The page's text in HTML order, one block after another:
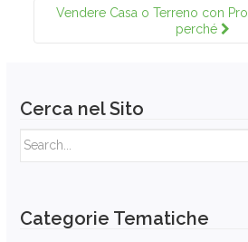
Vendere Casa o Terreno con
perché
Cerca nel Sito
Search for:
Categorie Tematiche